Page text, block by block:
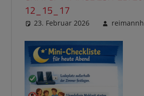
12_15_17
23. Februar 2026